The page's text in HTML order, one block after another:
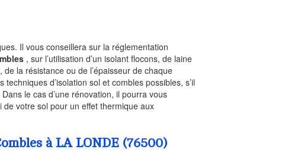
Il vous conseillera sur la réglementation
, sur l’utilisation d’un isolant flocons, de laine
la résistance ou de l’épaisseur de chaque
d’isolation sol et combles possibles, s’il
le cas d’une rénovation, il pourra vous
votre sol pour un effet thermique aux
à LA LONDE (76500)